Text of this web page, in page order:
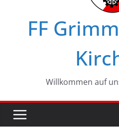
FF
Willkommen auf